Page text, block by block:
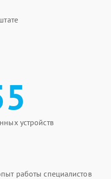
устройств
работы специалистов